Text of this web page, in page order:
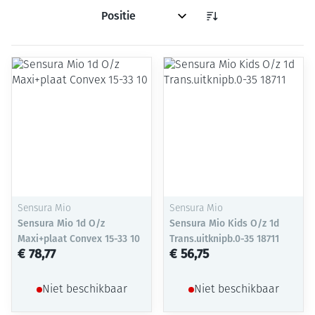
Sorteer op:
Sensura Mio
Sensura Mio 1d O/z
Maxi+plaat Convex 15-33 10
€ 78,77
Niet beschikbaar
Sensura Mio
Sensura Mio Kids O/z 1d
Trans.uitknipb.0-35 18711
€ 56,75
Niet beschikbaar